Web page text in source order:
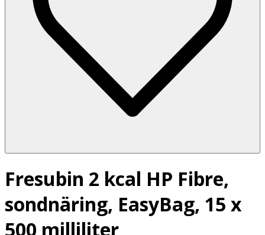
Fresubin 2 kcal HP Fibre,
sondnäring, EasyBag, 15 x
500 milliliter